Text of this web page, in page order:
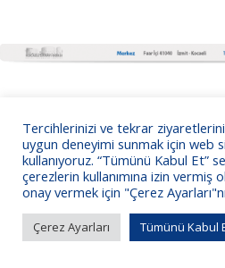
Tercihlerinizi ve tekrar
uygun deneyimi sunmak için web
kullanıyoruz. “Tümünü Kabul Et”
çerezlerin kullanımına izin vermiş
onay vermek için "Çerez
Çerez Ayarları Tümünü Kabul